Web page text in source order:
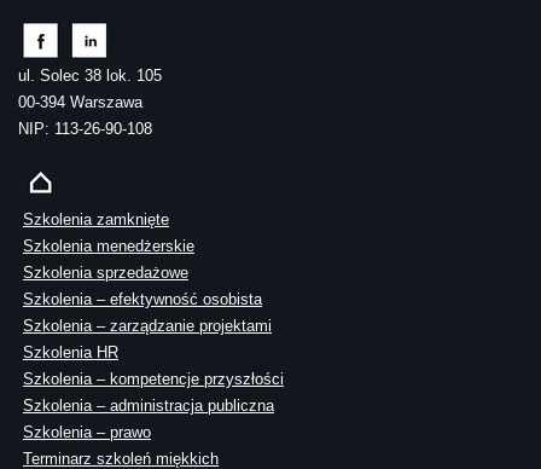
ul. Solec 38 lok. 105
00-394 Warszawa
NIP: 113-26-90-108
Szkolenia zamknięte
Szkolenia menedżerskie
Szkolenia sprzedażowe
Szkolenia – efektywność osobista
Szkolenia – zarządzanie projektami
Szkolenia HR
Szkolenia – kompetencje przyszłości
Szkolenia – administracja publiczna
Szkolenia – prawo
Terminarz szkoleń miękkich